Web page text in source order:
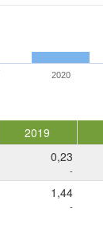
2020
2019
0,23
-
1,44
-